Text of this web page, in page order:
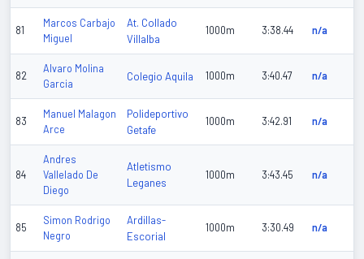
81
Marcos Carbajo
Miguel
At. Collado
Villalba
1000m 3:38.44 n/a
82
Alvaro Molina
Garcia
Colegio Aquila 1000m 3:40.47 n/a
83
Manuel Malagon
Arce
Polideportivo
Getafe
1000m 3:42.91 n/a
84
Andres
Vallelado De
Diego
Atletismo
Leganes
1000m 3:43.45 n/a
85
Simon Rodrigo
Negro
Ardillas-
Escorial
1000m 3:30.49 n/a